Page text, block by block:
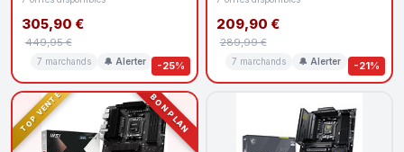
-25%
305,90 €
449,95 €
7 marchands 🔔 Alerter -21%
209,90 €
289,99 €
7 marchands 🔔 Alerter
TOP VENTE BON PLAN